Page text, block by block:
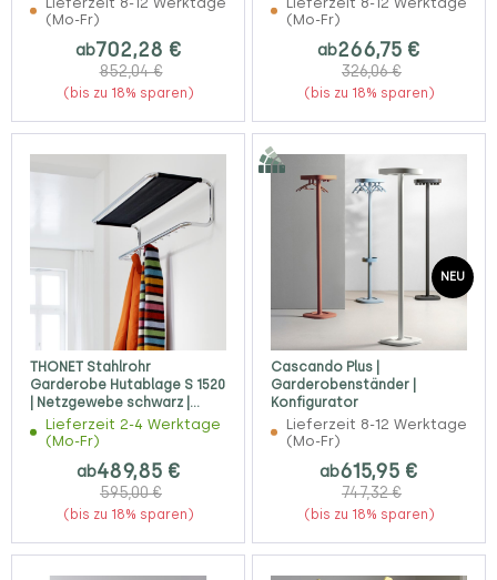
(Mo-Fr)
ab702,28 €
852,04 €
(bis zu 18% sparen)
(Mo-Fr)
ab266,75 €
326,06 €
(bis zu 18% sparen)
THONET Stahlrohr
Garderobe Hutablage S 1520
| Netzgewebe schwarz |
Gestell verchromt
Lieferzeit 2-4 Werktage
(Mo-Fr)
ab489,85 €
595,00 €
(bis zu 18% sparen)
NEU
Cascando Plus |
Garderobenständer |
Konfigurator
Lieferzeit 8-12 Werktage
(Mo-Fr)
ab615,95 €
747,32 €
(bis zu 18% sparen)